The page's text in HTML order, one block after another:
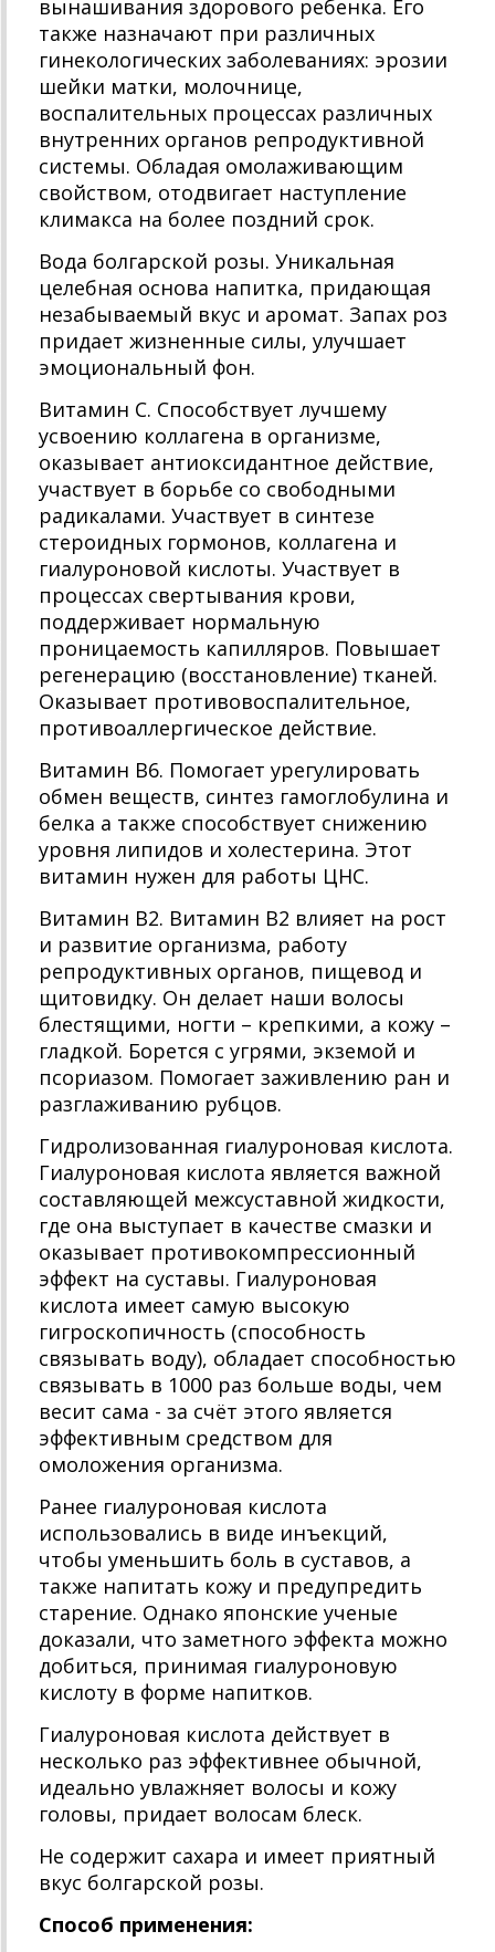
вынашивания здорового ребенка. Его
также назначают при различных
гинекологических заболеваниях: эрозии
шейки матки, молочнице,
воспалительных процессах различных
внутренних органов репродуктивной
системы. Обладая омолаживающим
свойством, отодвигает наступление
климакса на более поздний срок.
Вода болгарской розы. Уникальная
целебная основа напитка, придающая
незабываемый вкус и аромат. Запах роз
придает жизненные силы, улучшает
эмоциональный фон.
Витамин С. Способствует лучшему
усвоению коллагена в организме,
оказывает антиоксидантное действие,
участвует в борьбе со свободными
радикалами. Участвует в синтезе
стероидных гормонов, коллагена и
гиалуроновой кислоты. Участвует в
процессах свертывания крови,
поддерживает нормальную
проницаемость капилляров. Повышает
регенерацию (восстановление) тканей.
Оказывает противовоспалительное,
противоаллергическое действие.
Витамин В6. Помогает урегулировать
обмен веществ, синтез гамоглобулина и
белка а также способствует снижению
уровня липидов и холестерина. Этот
витамин нужен для работы ЦНС.
Витамин В2. Витамин В2 влияет на рост
и развитие организма, работу
репродуктивных органов, пищевод и
щитовидку. Он делает наши волосы
блестящими, ногти – крепкими, а кожу –
гладкой. Борется с угрями, экземой и
псориазом. Помогает заживлению ран и
разглаживанию рубцов.
Гидролизованная гиалуроновая кислота.
Гиалуроновая кислота является важной
составляющей межсуставной жидкости,
где она выступает в качестве смазки и
оказывает противокомпрессионный
эффект на суставы. Гиалуроновая
кислота имеет самую высокую
гигроскопичность (способность
связывать воду), обладает способностью
связывать в 1000 раз больше воды, чем
весит сама - за счёт этого является
эффективным средством для
омоложения организма.
Ранее гиалуроновая кислота
использовались в виде инъекций,
чтобы уменьшить боль в суставов, а
также напитать кожу и предупредить
старение. Однако японские ученые
доказали, что заметного эффекта можно
добиться, принимая гиалуроновую
кислоту в форме напитков.
Гиалуроновая кислота действует в
несколько раз эффективнее обычной,
идеально увлажняет волосы и кожу
головы, придает волосам блеск.
Не содержит сахара и имеет приятный
вкус болгарской розы.
Способ применения: